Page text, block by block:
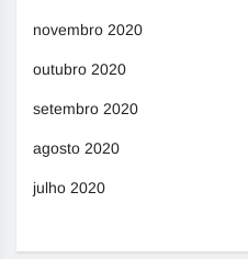
novembro 2020
outubro 2020
setembro 2020
agosto 2020
julho 2020